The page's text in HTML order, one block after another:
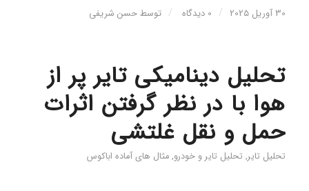
30 آوریل 2025 / 0 دیدگاه / توسطحسن شریفی
تحلیل دینامیکی تایر پر از
هوا با در نظر گرفتن اثرات
حمل و نقل غلتشی
تحلیل تایر, تحلیل تایر و خودرو, مثال های آماده اباکوس